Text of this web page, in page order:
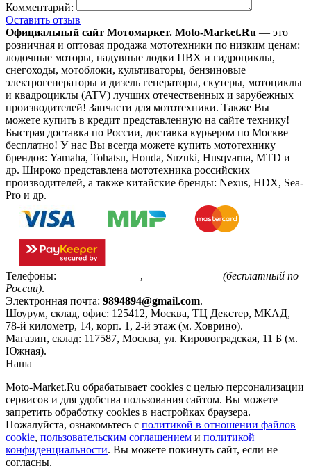
Комментарий:
Оставить отзыв
Официальный сайт Мотомаркет. Moto-Market.Ru — это
розничная и оптовая продажа мототехники по низким ценам:
лодочные моторы, надувные лодки ПВХ и гидроциклы,
снегоходы, мотоблоки, культиваторы, бензиновые
электрогенераторы и дизель генераторы, скутеры, мотоциклы
и квадроциклы (ATV) лучших отечественных и зарубежных
производителей! Запчасти для мототехники. Также Вы
можете купить в кредит представленную на сайте технику!
Быстрая доставка по России, доставка курьером по Москве –
бесплатно! У нас Вы всегда можете купить мототехнику
брендов: Yamaha, Tohatsu, Honda, Suzuki, Husqvarna, MTD и
др. Широко представлена мототехника российских
производителей, а также китайские бренды: Nexus, HDX, Sea-
Pro и др.
Телефоны: ,
(бесплатный по
России).
Электронная почта: 9894894@gmail.com.
Шоурум, склад, офис: 125412, Москва, ТЦ Декстер, МКАД,
78-й километр, 14, корп. 1, 2-й этаж (м. Ховрино).
Магазин, склад: 117587, Москва, ул. Кировоградская, 11 Б (м.
Южная).
Наша
Moto-Market.Ru обрабатывает сookies с целью персонализации
сервисов и для удобства пользования сайтом. Вы можете
запретить обработку сookies в настройках браузера.
Пожалуйста, ознакомьтесь с политикой в отношении файлов
cookie, пользовательским соглашением и политикой
конфиденциальности. Вы можете покинуть сайт, если не
согласны.